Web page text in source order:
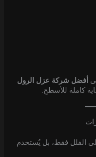
أفضل شركة عزل الرول
كاملة للأسطح.
الفلل فقط، بل يُستخدم